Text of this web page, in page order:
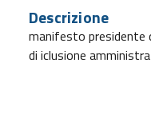
Descrizione
manifesto presidente
di iclusione